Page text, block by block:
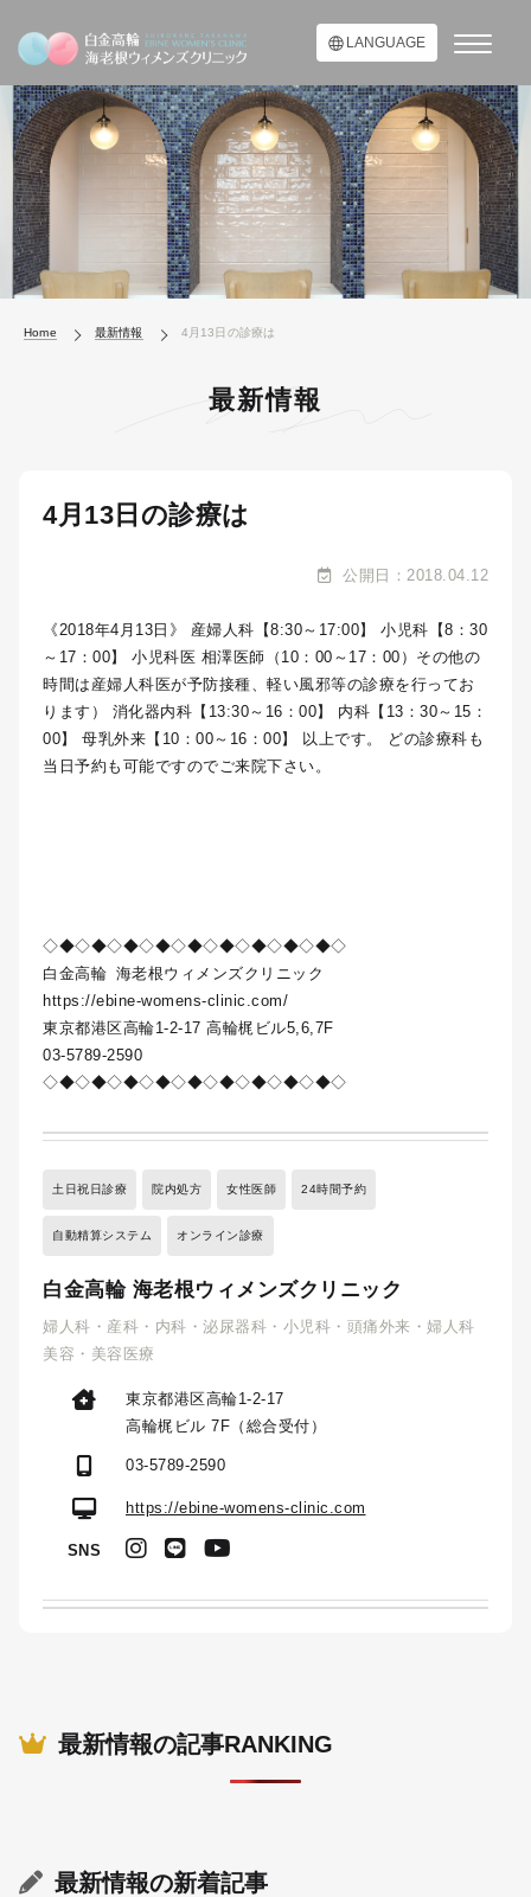
LANGUAGE
Home 最新情報 4月13日の診療は
最新情報
4月13日の診療は
公開日：2018.04.12
《2018年4月13日》 産婦人科【8:30～17:00】 小児科【8：30
～17：00】 小児科医 相澤医師（10：00～17：00）その他の
時間は産婦人科医が予防接種、軽い風邪等の診療を行ってお
ります） 消化器内科【13:30～16：00】 内科【13：30～15：
00】 母乳外来【10：00～16：00】 以上です。 どの診療科も
当日予約も可能ですのでご来院下さい。
◇◆◇◆◇◆◇◆◇◆◇◆◇◆◇◆◇◆◇
白金高輪 海老根ウィメンズクリニック
https://ebine-womens-clinic.com/
東京都港区高輪1-2-17 高輪梶ビル5,6,7F
03-5789-2590
◇◆◇◆◇◆◇◆◇◆◇◆◇◆◇◆◇◆◇
土日祝日診療 院内処方 女性医師 24時間予約
自動精算システム オンライン診療
白金高輪 海老根ウィメンズクリニック
婦人科・産科・内科・泌尿器科・小児科・頭痛外来・婦人科
美容・美容医療
東京都港区高輪1-2-17
高輪梶ビル 7F（総合受付）
03-5789-2590
https://ebine-womens-clinic.com
SNS
最新情報の記事RANKING
最新情報の新着記事